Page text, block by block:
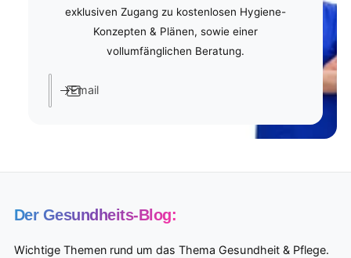
exklusiven Zugang zu kostenlosen Hygiene-
Konzepten & Plänen, sowie einer
vollumfänglichen Beratung.
Email
Der Gesundheits-Blog:
Wichtige Themen rund um das Thema Gesundheit & Pflege.